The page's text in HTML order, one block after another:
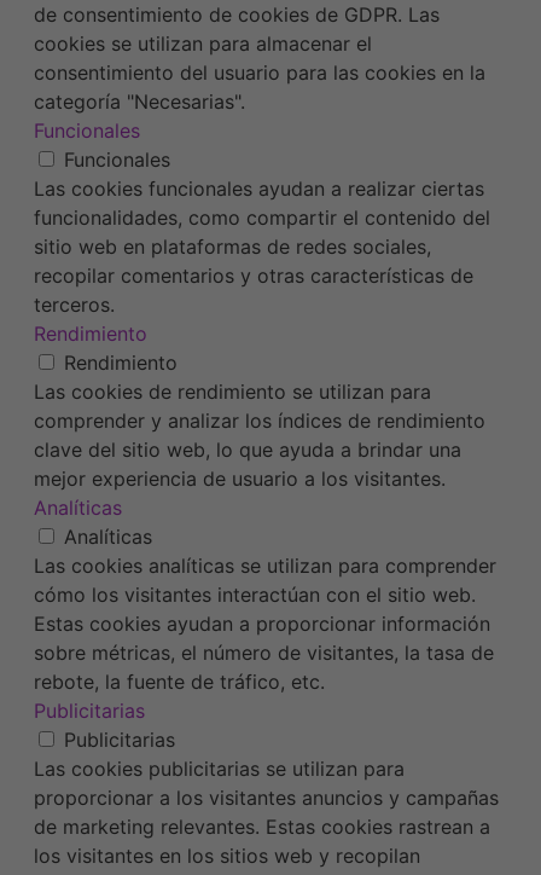
de consentimiento de cookies de GDPR. Las
cookies se utilizan para almacenar el
consentimiento del usuario para las cookies en la
categoría "Necesarias".
Funcionales
Funcionales
Las cookies funcionales ayudan a realizar ciertas
funcionalidades, como compartir el contenido del
sitio web en plataformas de redes sociales,
recopilar comentarios y otras características de
terceros.
Rendimiento
Rendimiento
Las cookies de rendimiento se utilizan para
comprender y analizar los índices de rendimiento
clave del sitio web, lo que ayuda a brindar una
mejor experiencia de usuario a los visitantes.
Analíticas
Analíticas
Las cookies analíticas se utilizan para comprender
cómo los visitantes interactúan con el sitio web.
Estas cookies ayudan a proporcionar información
sobre métricas, el número de visitantes, la tasa de
rebote, la fuente de tráfico, etc.
Publicitarias
Publicitarias
Las cookies publicitarias se utilizan para
proporcionar a los visitantes anuncios y campañas
de marketing relevantes. Estas cookies rastrean a
los visitantes en los sitios web y recopilan